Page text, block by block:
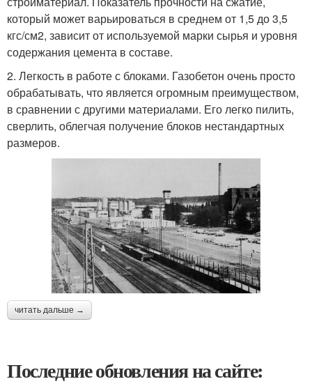
который может варьироваться в среднем от 1,5 до 3,5
кгс/см2, зависит от используемой марки сырья и уровня
содержания цемента в составе.
2. Легкость в работе с блоками. Газобетон очень просто
обрабатывать, что является огромным преимуществом,
в сравнении с другими материалами. Его легко пилить,
сверлить, облегчая получение блоков нестандартных
размеров.
читать дальше →
Последние обновления на сайте: